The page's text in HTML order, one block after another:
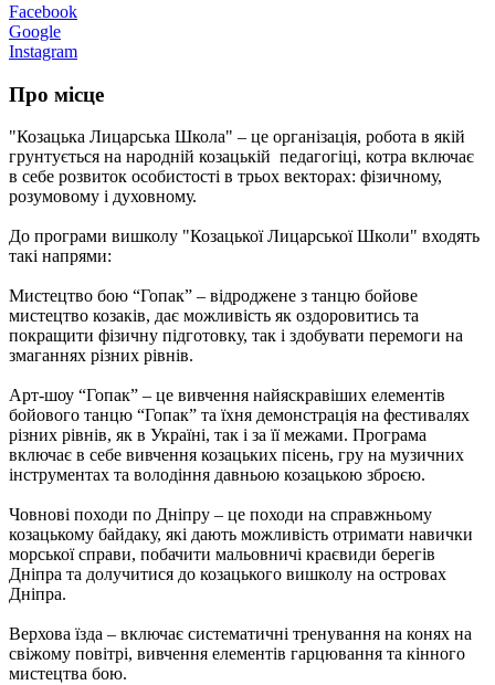
Facebook
Google
Instagram
Про місце
"Козацька Лицарська Школа" – це організація, робота в якій
грунтується на народній козацькій педагогіці, котра включає
в себе розвиток особистості в трьох векторах: фізичному,
розумовому і духовному.
До програми вишколу "Козацької Лицарської Школи" входять
такі напрями:
Мистецтво бою “Гопак” – відроджене з танцю бойове
мистецтво козаків, дає можливість як оздоровитись та
покращити фізичну підготовку, так і здобувати перемоги на
змаганнях різних рівнів.
Арт-шоу “Гопак” – це вивчення найяскравіших елементів
бойового танцю “Гопак” та їхня демонстрація на фестивалях
різних рівнів, як в Україні, так і за її межами. Програма
включає в себе вивчення козацьких пісень, гру на музичних
інструментах та володіння давньою козацькою зброєю.
Човнові походи по Дніпру – це походи на справжньому
козацькому байдаку, які дають можливість отримати навички
морської справи, побачити мальовничі краєвиди берегів
Дніпра та долучитися до козацького вишколу на островах
Дніпра.
Верхова їзда – включає систематичні тренування на конях на
свіжому повітрі, вивчення елементів гарцювання та кінного
мистецтва бою.